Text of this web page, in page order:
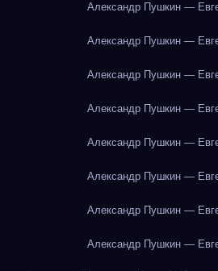
Александр Пушкин —
Александр Пушкин —
Александр Пушкин —
Александр Пушкин —
Александр Пушкин —
Александр Пушкин —
Александр Пушкин —
Александр Пушкин —